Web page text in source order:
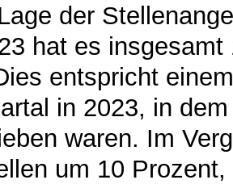
der
hat es
entspricht
in 2023, in
waren. Im
um 10